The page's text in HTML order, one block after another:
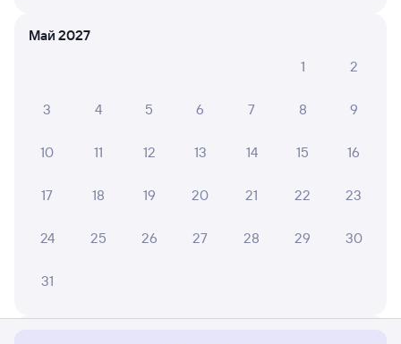
Мы используем cookies для более удобной работы
Май 2027
1
2
3 4 5 6 7 8 9
10 11 12 13 14 15 16
17 18 19 20 21 22 23
24 25 26 27 28 29 30
31